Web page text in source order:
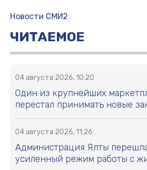
Новости СМИ2
ЧИТАЕМОЕ
04 августа 2026, 10:20
Один из крупнейших
перестал принимать новые
04 августа 2026, 11:26
Администрация Ялты
усиленный режим работы с